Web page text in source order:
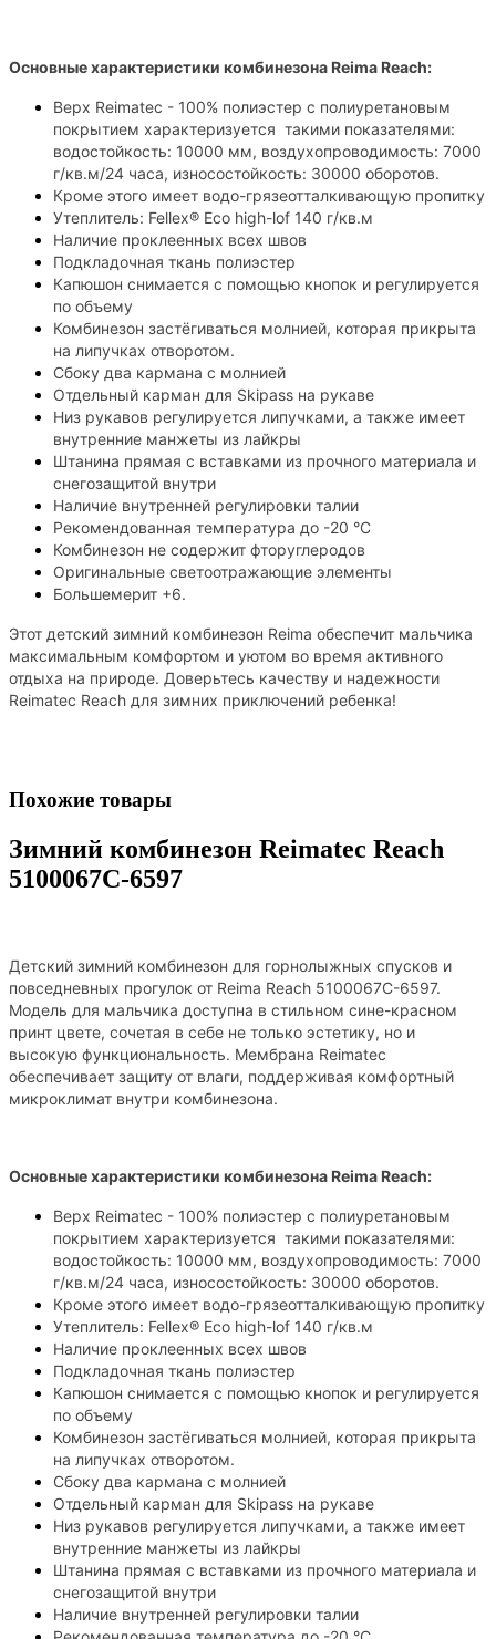
Основные характеристики комбинезона Reima Reach:
Верх Reimatec - 100% полиэстер с полиуретановым
покрытием характеризуется такими показателями:
водостойкость: 10000 мм, воздухопроводимость: 7000
г/кв.м/24 часа, износостойкость: 30000 оборотов.
Кроме этого имеет водо-грязеотталкивающую пропитку
Утеплитель: Fellex® Eco high-lof 140 г/кв.м
Наличие проклеенных всех швов
Подкладочная ткань полиэстер
Капюшон снимается с помощью кнопок и регулируется
по объему
Комбинезон застёгиваться молнией, которая прикрыта
на липучках отворотом.
Сбоку два кармана с молнией
Отдельный карман для Skipass на рукаве
Низ рукавов регулируется липучками, а также имеет
внутренние манжеты из лайкры
Штанина прямая с вставками из прочного материала и
снегозащитой внутри
Наличие внутренней регулировки талии
Рекомендованная температура до -20 °C
Комбинезон не содержит фторуглеродов
Оригинальные светоотражающие элементы
Большемерит +6.
Этот детский зимний комбинезон Reima обеспечит мальчика
максимальным комфортом и уютом во время активного
отдыха на природе. Доверьтесь качеству и надежности
Reimatec Reach для зимних приключений ребенка!
Похожие товары
Зимний комбинезон Reimatec Reach
5100067C-6597
Детский зимний комбинезон для горнолыжных спусков и
повседневных прогулок от Reima Reach 5100067C-6597.
Модель для мальчика доступна в стильном сине-красном
принт цвете, сочетая в себе не только эстетику, но и
высокую функциональность. Мембрана Reimatec
обеспечивает защиту от влаги, поддерживая комфортный
микроклимат внутри комбинезона.
Основные характеристики комбинезона Reima Reach:
Верх Reimatec - 100% полиэстер с полиуретановым
покрытием характеризуется такими показателями:
водостойкость: 10000 мм, воздухопроводимость: 7000
г/кв.м/24 часа, износостойкость: 30000 оборотов.
Кроме этого имеет водо-грязеотталкивающую пропитку
Утеплитель: Fellex® Eco high-lof 140 г/кв.м
Наличие проклеенных всех швов
Подкладочная ткань полиэстер
Капюшон снимается с помощью кнопок и регулируется
по объему
Комбинезон застёгиваться молнией, которая прикрыта
на липучках отворотом.
Сбоку два кармана с молнией
Отдельный карман для Skipass на рукаве
Низ рукавов регулируется липучками, а также имеет
внутренние манжеты из лайкры
Штанина прямая с вставками из прочного материала и
снегозащитой внутри
Наличие внутренней регулировки талии